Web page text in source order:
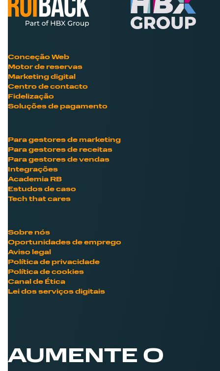
Conceção Web
Motor de reservas
Marketing digital
Centro de contacto
Fidelização
Soluções de pagamento
Para gestores de marketing
Para gestores de receitas
Para gestores de vendas
Integrações
Academia RB
Estudos de caso
Tech that cares
Sobre nós
Oportunidades de emprego
Aviso legal
Política de privacidade
Política de cookies
Canal de Ética
Lei dos serviços digitais
AUMENTE O